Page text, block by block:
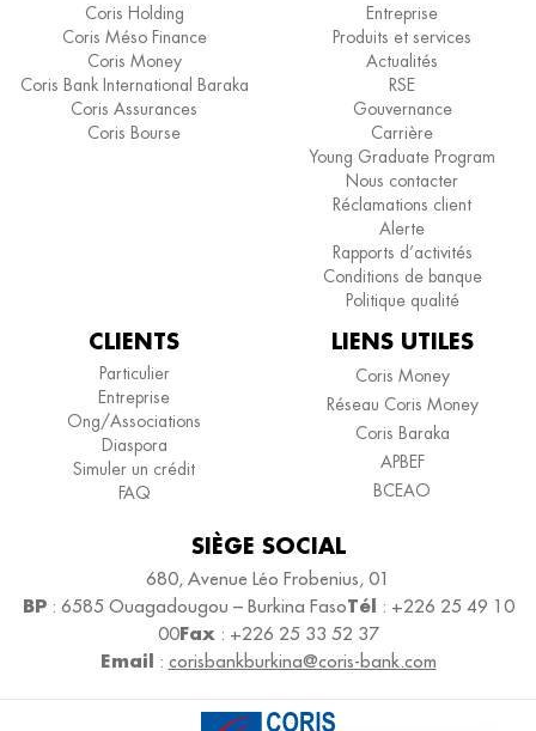
Coris Holding
Coris Méso Finance
Coris Money
Coris Bank International Baraka
Coris Assurances
Coris Bourse
Entreprise
Produits et services
Actualités
RSE
Gouvernance
Carrière
Young Graduate Program
Nous contacter
Réclamations client
Alerte
Rapports d’activités
Conditions de banque
Politique qualité
CLIENTS
Particulier
Entreprise
Ong/Associations
Diaspora
Simuler un crédit
FAQ
LIENS UTILES
Coris Money
Réseau Coris Money
Coris Baraka
APBEF
BCEAO
SIÈGE SOCIAL
680, Avenue Léo Frobenius, 01
BP: 6585 Ouagadougou – Burkina FasoTél : +226 25 49 10
00Fax: +226 25 33 52 37
Email : corisbankburkina@coris-bank.com